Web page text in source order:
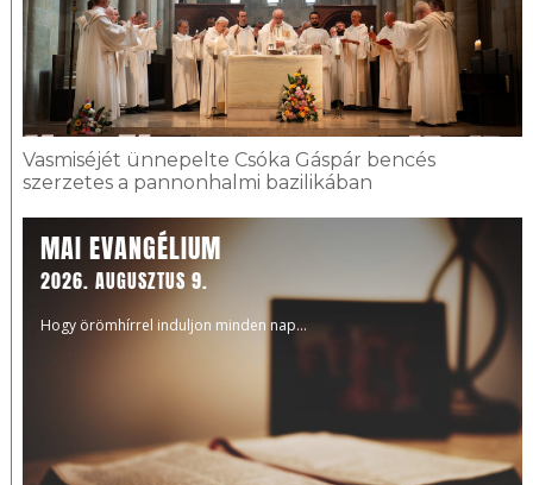
Vasmiséjét ünnepelte Csóka Gáspár bencés
szerzetes a pannonhalmi bazilikában
MAI EVANGÉLIUM
2026. AUGUSZTUS 9.
Hogy örömhírrel induljon minden nap...